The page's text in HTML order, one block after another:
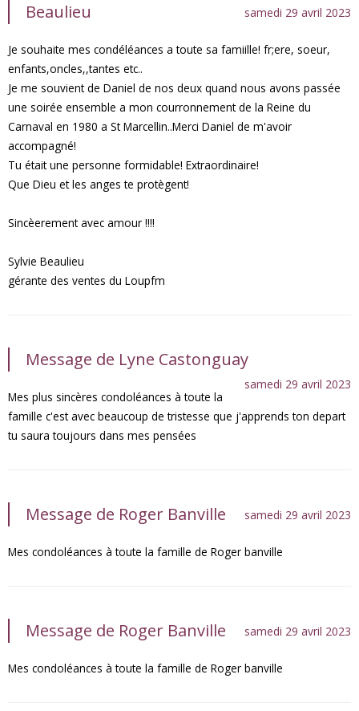
Beaulieu
samedi 29 avril 2023
Je souhaite mes condéléances a toute sa famiille! fr;ere, soeur,
enfants,oncles,,tantes etc..
Je me souvient de Daniel de nos deux quand nous avons passée
une soirée ensemble a mon courronnement de la Reine du
Carnaval en 1980 a St Marcellin..Merci Daniel de m'avoir
accompagné!
Tu était une personne formidable! Extraordinaire!
Que Dieu et les anges te protègent!
Sincèerement avec amour !!!!
Sylvie Beaulieu
gérante des ventes du Loupfm
Message de Lyne Castonguay
samedi 29 avril 2023
Mes plus sincères condoléances à toute la
famille c'est avec beaucoup de tristesse que j'apprends ton depart
tu saura toujours dans mes pensées
Message de Roger Banville samedi 29 avril 2023
Mes condoléances à toute la famille de Roger banville
Message de Roger Banville samedi 29 avril 2023
Mes condoléances à toute la famille de Roger banville